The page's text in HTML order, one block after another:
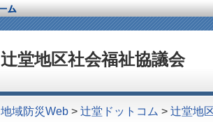
辻堂地区社会福祉協議会
地域防災Web > 辻堂ドットコム > 辻堂地